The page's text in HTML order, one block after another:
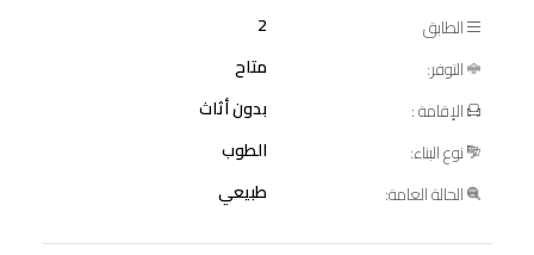
الطابق
2
التوفر:
متاح
الإقامة :
بدون أثاث
نوع البناء:
الطوب
الحالة العامة:
طبيعي